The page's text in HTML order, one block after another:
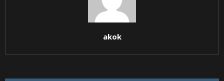
akok